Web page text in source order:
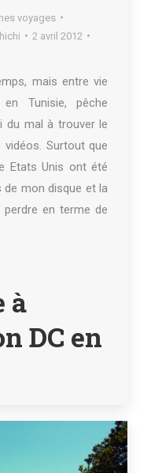
voyages
2 avril 2012
mais entre vie
en Tunisie, pêche
du mal à trouver le
Surtout que
Etats Unis ont été
mon disque et la
perdre en terme de
à
DC en